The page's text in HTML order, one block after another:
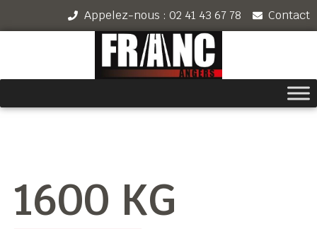
Appelez-nous : 02 41 43 67 78 Contact
1600 KG